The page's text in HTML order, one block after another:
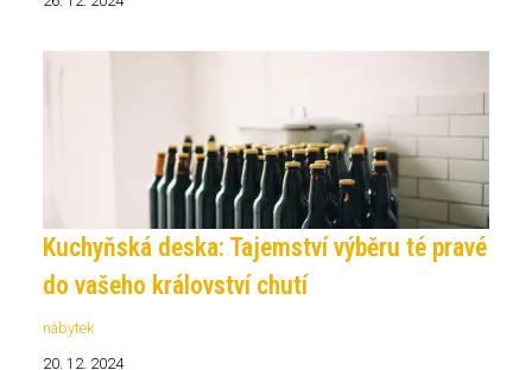
Kuchyňská deska: Tajemství výběru té pravé
do vašeho království chutí
nábytek
20. 12. 2024